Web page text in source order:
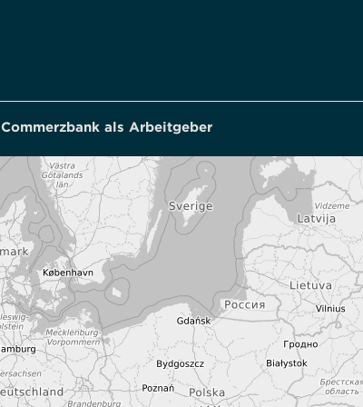
Commerzbank als Arbeitgeber